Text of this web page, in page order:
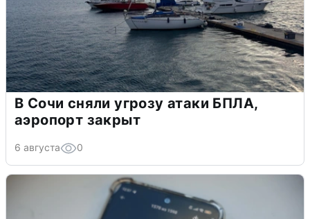
В Сочи сняли угрозу атаки БПЛА,
аэропорт закрыт
6 августа 0